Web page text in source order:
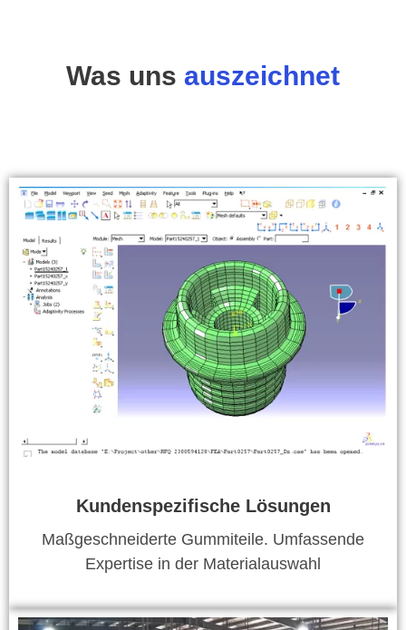
Was uns auszeichnet
Kundenspezifische Lösungen
Maßgeschneiderte Gummiteile. Umfassende
Expertise in der Materialauswahl